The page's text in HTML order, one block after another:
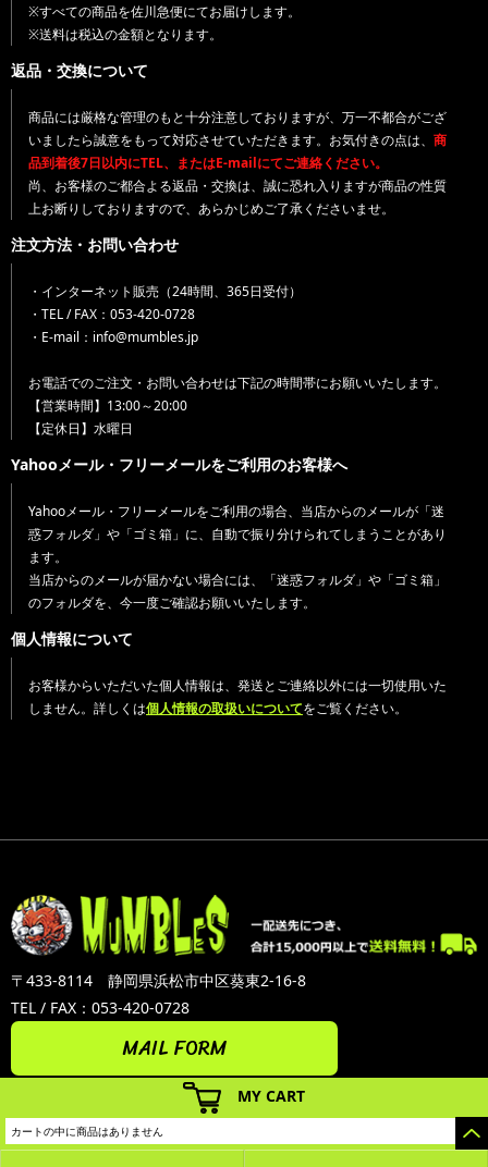
MY CART
カートの中に商品はありません
※すべての商品を佐川急便にてお届けします。
※送料は税込の金額となります。
返品・交換について
商品には厳格な管理のもと十分注意しておりますが、万一不都合がござ
いましたら誠意をもって対応させていただきます。お気付きの点は、 商
品到着後7日以内にTEL、またはE-mailにてご連絡ください。
尚、お客様のご都合よる返品・交換は、誠に恐れ入りますが商品の性質
上お断りしておりますので、あらかじめご了承くださいませ。
注文方法・お問い合わせ
・インターネット販売（24時間、365日受付）
・TEL / FAX：053-420-0728
・E-mail：info@mumbles.jp
お電話でのご注文・お問い合わせは下記の時間帯にお願いいたします。
【営業時間】13:00～20:00
【定休日】水曜日
Yahooメール・フリーメールをご利用のお客様へ
Yahooメール・フリーメールをご利用の場合、当店からのメールが「迷
惑フォルダ」や「ゴミ箱」に、自動で振り分けられてしまうことがあり
ます。
当店からのメールが届かない場合には、「迷惑フォルダ」や「ゴミ箱」
のフォルダを、今一度ご確認お願いいたします。
個人情報について
お客様からいただいた個人情報は、発送とご連絡以外には一切使用いた
しません。詳しくは個人情報の取扱いについてをご覧ください。
〒433-8114 静岡県浜松市中区葵東2-16-8
TEL / FAX：053-420-0728
MAIL FORM